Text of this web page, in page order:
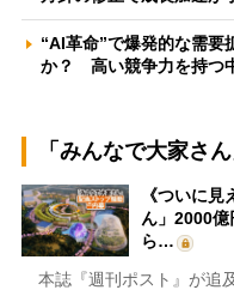
“AI革命”で爆発的な需要
か？ 高い競争力を持つ
「みんなで大家さ
《ついに
ん」2000億
ら…
本誌『週刊ポスト』が追